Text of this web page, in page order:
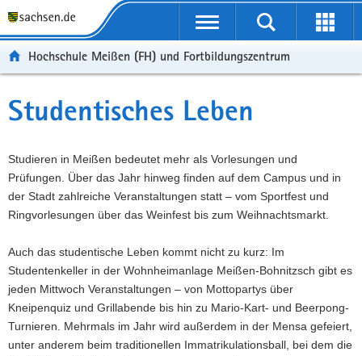
Portalübergreifende
Hochschule Meißen (FH) und Fortbildungszentrum
Studentisches Leben
Studieren in Meißen bedeutet mehr als Vorlesungen und
Prüfungen. Über das Jahr hinweg finden auf dem Campus und in
der Stadt zahlreiche Veranstaltungen statt – vom Sportfest und
Ringvorlesungen über das Weinfest bis zum Weihnachtsmarkt.
Auch das studentische Leben kommt nicht zu kurz: Im
Studentenkeller in der Wohnheimanlage Meißen-Bohnitzsch gibt es
jeden Mittwoch Veranstaltungen – von Mottopartys über
Kneipenquiz und Grillabende bis hin zu Mario-Kart- und Beerpong-
Turnieren. Mehrmals im Jahr wird außerdem in der Mensa gefeiert,
unter anderem beim traditionellen Immatrikulationsball, bei dem die